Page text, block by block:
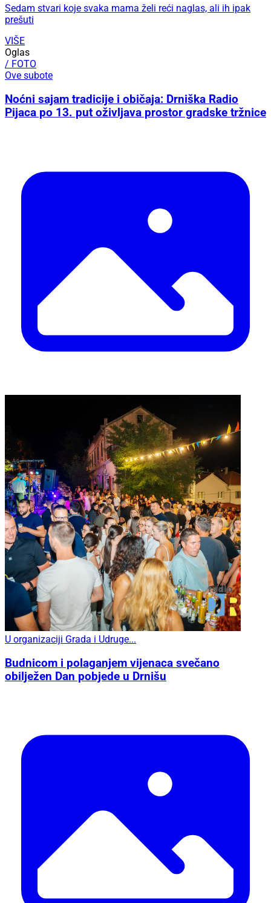
Sedam stvari koje svaka mama želi reći naglas, ali ih ipak
prešuti
VIŠE
Oglas
/ FOTO
Ove subote
Noćni sajam tradicije i običaja: Drniška Radio
Pijaca po 13. put oživljava prostor gradske tržnice
U organizaciji Grada i Udruge...
Budnicom i polaganjem vijenaca svečano
obilježen Dan pobjede u Drnišu